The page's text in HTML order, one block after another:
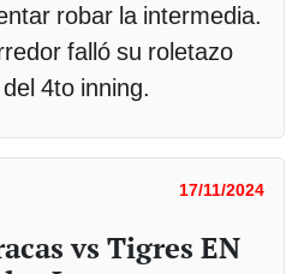
robar la intermedia.
falló su roletazo
4to inning.
17/11/2024
vs Tigres EN